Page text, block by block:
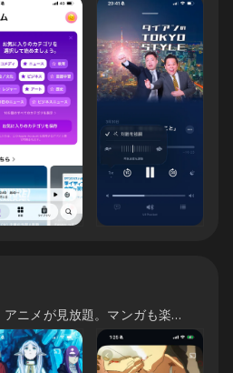
映画、ドラマ、アニメが見放題。マンガも楽しめる！